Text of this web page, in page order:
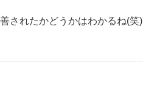
されたかどうかはわかるね(笑)